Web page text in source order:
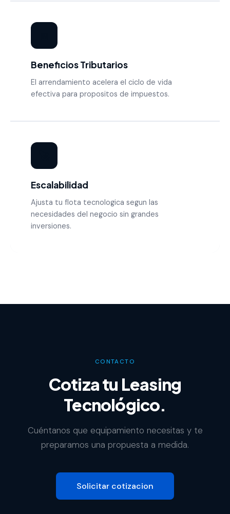
Beneficios Tributarios
El arrendamiento acelera el ciclo de vida
efectiva para propositos de impuestos.
Escalabilidad
Ajusta tu flota tecnologica segun las
necesidades del negocio sin grandes
inversiones.
CONTACTO
Cotiza tu Leasing
Tecnológico.
Cuéntanos que equipamiento necesitas y te
preparamos una propuesta a medida.
Solicitar cotizacion